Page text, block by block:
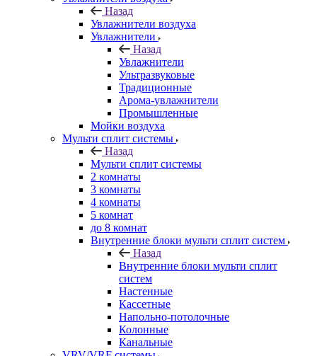
Назад
Увлажнители воздуха
Увлажнители
Назад
Увлажнители
Ультразвуковые
Традиционные
Арома-увлажнители
Промышленные
Мойки воздуха
Мульти сплит системы
Назад
Мульти сплит системы
2 комнаты
3 комнаты
4 комнаты
5 комнат
до 8 комнат
Внутренние блоки мульти сплит систем
Назад
Внутренние блоки мульти сплит
систем
Настенные
Кассетные
Напольно-потолочные
Колонные
Канальные